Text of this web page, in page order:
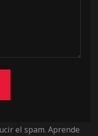
el spam. Aprende